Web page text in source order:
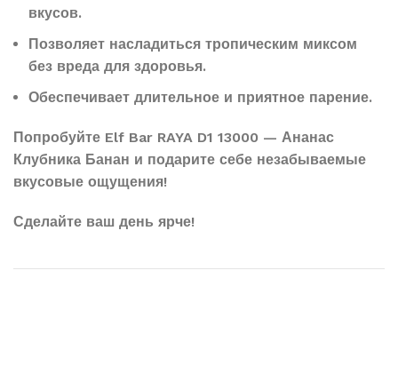
вкусов.
Позволяет насладиться тропическим миксом
без вреда для здоровья.
Обеспечивает длительное и приятное парение.
Попробуйте Elf Bar RAYA D1 13000 — Ананас
Клубника Банан и подарите себе незабываемые
вкусовые ощущения!
Сделайте ваш день ярче!